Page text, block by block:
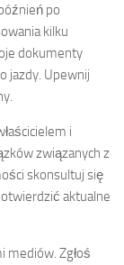
po
kilku
dokumenty
jazdy. Upewnij
i
związanych z
skonsultuj się
aktualne
mediów. Zgłoś